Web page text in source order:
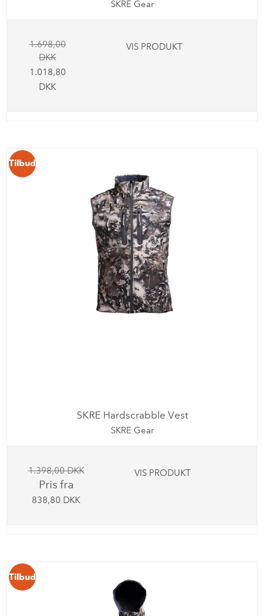
SKRE Gear
1.698,00
DKK
1.018,80
DKK
VIS PRODUKT
Tilbud
SKRE Hardscrabble Vest
SKRE Gear
1.398,00 DKK
Pris fra
838,80 DKK
VIS PRODUKT
Tilbud